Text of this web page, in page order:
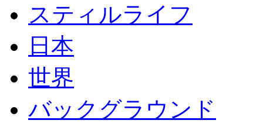
スティルライフ
日本
世界
バックグラウンド